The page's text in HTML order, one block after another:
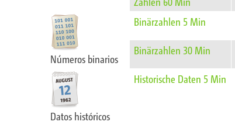
Números binarios
Binärzahlen 5 Min
Binärzahlen 30 Min
Datos históricos
Historische Daten 5 Min